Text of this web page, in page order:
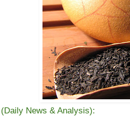
News & Analysis):